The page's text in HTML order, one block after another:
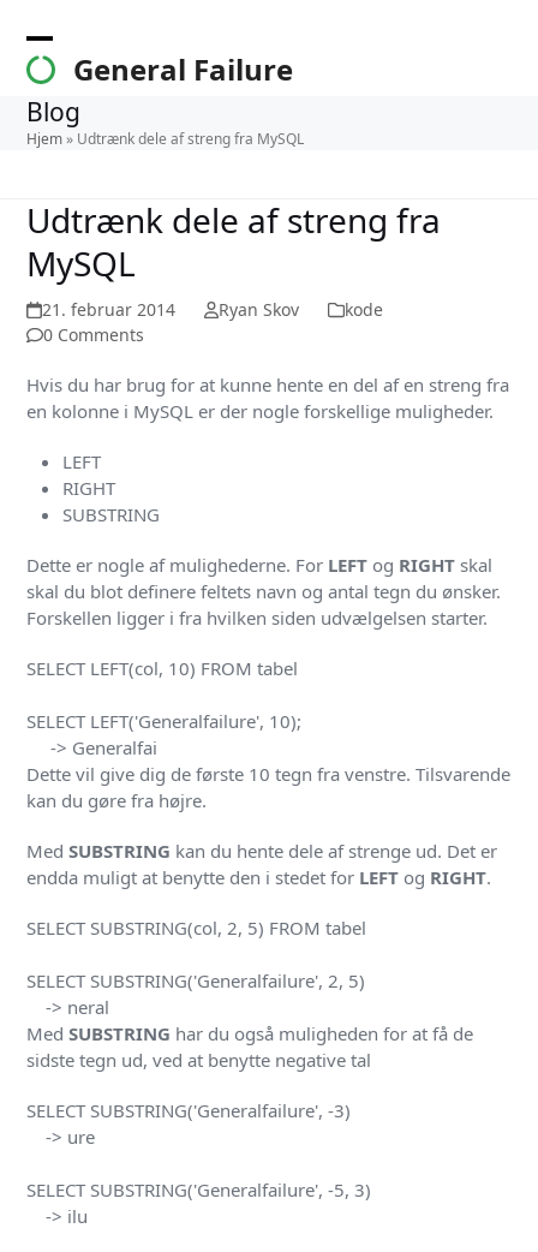
content
General Failure
Open
mobile
menu
Close
mobile
menu
Blog
Hjem» Udtrænk dele af streng fra MySQL
Udtrænk dele af streng fra
MySQL
21. februar 2014 Ryan Skov
kode
0 Comments
Hvis du har brug for at kunne hente en del af en streng fra
en kolonne i MySQL er der nogle forskellige muligheder.
LEFT
RIGHT
SUBSTRING
Dette er nogle af mulighederne. For LEFT og RIGHT skal
skal du blot definere feltets navn og antal tegn du ønsker.
Forskellen ligger i fra hvilken siden udvælgelsen starter.
SELECT LEFT(col, 10) FROM tabel
SELECT LEFT('Generalfailure', 10);
     -> Generalfai
Dette vil give dig de første 10 tegn fra venstre. Tilsvarende
kan du gøre fra højre.
MedSUBSTRING kan du hente dele af strenge ud. Det er
endda muligt at benytte den i stedet for LEFT og RIGHT.
SELECT SUBSTRING(col, 2, 5) FROM tabel
SELECT SUBSTRING('Generalfailure', 2, 5)
    -> neral
Med SUBSTRING har du også muligheden for at få de
sidste tegn ud, ved at benytte negative tal
SELECT SUBSTRING('Generalfailure', -3)
    -> ure
SELECT SUBSTRING('Generalfailure', -5, 3)
    -> ilu